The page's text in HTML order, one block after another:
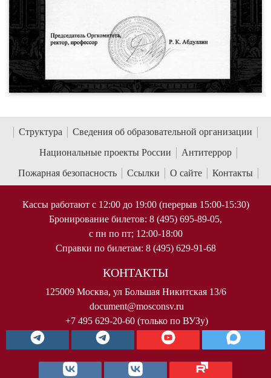
Структура
Сведения об образовательной организации
Национальные проекты России
Антитеррор
Пожарная безопасность
Ссылки О сайте Контакты
Кассы работают с 12:00 до 19:00 (перерыв 15:00-15:30)
Бронирование билетов: 8 (495) 695-89-05,
с пн по пт; 12:00-18:00
Справки по билетам: 8 (495) 629-91-68
КОНТАКТЫ
125009 Москва, ул Большая Никитская 13/6
document@mosconsv.ru
+7 495 629-20-60 (только по ВУЗу)